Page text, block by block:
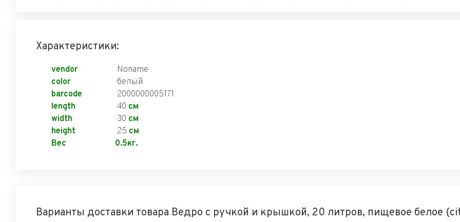
Характеристики:
vendor
Noname
color
белый
barcode
2000000005171
length
40 см
width
30 см
height
25 см
Вес
0.5кг.
Варианты доставки товара Ведро с ручкой и крышкой, 20 литров, пищевое белое